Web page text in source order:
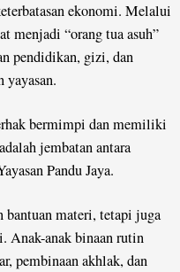
ekonomi. Melalui
menjadi “orang tua asuh”
pendidikan, gizi, dan
yayasan.
bermimpi dan memiliki
jembatan antara
Pandu Jaya.
materi, tetapi juga
Anak-anak binaan rutin
pembinaan akhlak, dan